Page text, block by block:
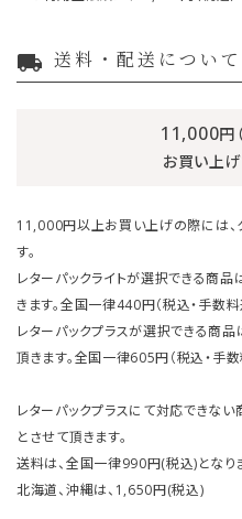
local_shipping 送料・配送について
11,000円
お買い上
11,000円以上お買い上げの際には、
す。
レターパックライトが選択できる商品
きます。全国一律440円（税込・手数料
レターパックプラスが選択できる商
頂きます。全国一律605円（税込・手数
レターパックプラスにて対応できな
とさせて頂きます。
送料は、全国一律990円(税込)となり
北海道、沖縄は、1,650円(税込)